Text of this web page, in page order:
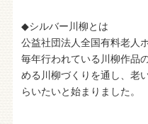
◆シルバー川柳とは
公益社団法人全国有料老人
毎年行われている川柳作品
める川柳づくりを通し、老
らいたいと始まりました。